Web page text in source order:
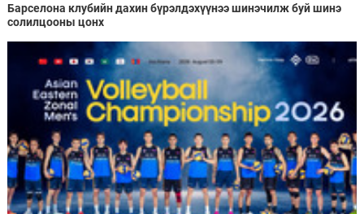
Барселона клубийн дахин бүрэлдэхүүнээ шинэчилж буй шинэ
солилцооны цонх